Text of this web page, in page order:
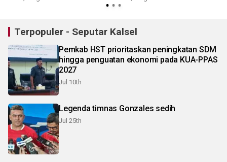
Terpopuler - Seputar Kalsel
Pemkab HST prioritaskan peningkatan SDM
hingga penguatan ekonomi pada KUA-PPAS
2027
Jul 10th
Legenda timnas Gonzales sedih
Jul 25th